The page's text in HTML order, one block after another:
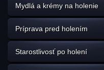
Mydlá a krémy na holenie
Príprava pred holením
Starostlivosť po holení